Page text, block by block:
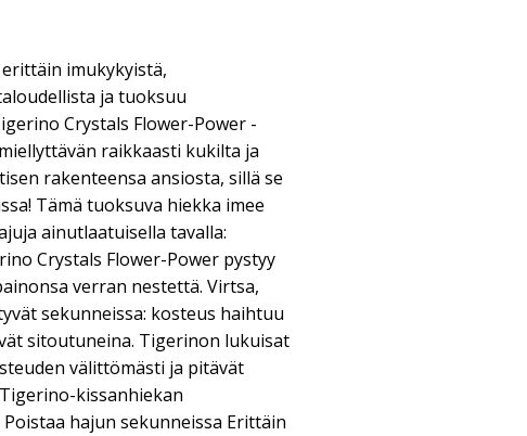
imukykyistä,
ja tuoksuu
Crystals Flower-Power -
raikkaasti kukilta ja
rakenteensa ansiosta, sillä se
Tämä tuoksuva hiekka imee
ainutlaatuisella tavalla:
Crystals Flower-Power pystyy
verran nestettä. Virtsa,
sekunneissa: kosteus haihtuu
sitoutuneina. Tigerinon lukuisat
välittömästi ja pitävät
kissanhiekan
hajun sekunneissa Erittäin